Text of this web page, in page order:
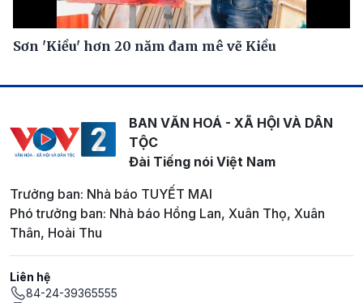
Sơn 'Kiều' hơn 20 năm đam mê vẽ Kiều
BAN VĂN HOÁ - XÃ HỘI VÀ DÂN
TỘC
Đài Tiếng nói Việt Nam
Trưởng ban: Nhà báo TUYẾT MAI
Phó trưởng ban: Nhà báo Hồng Lan, Xuân Thọ, Xuân
Thân, Hoài Thu
Liên hệ
84-24-39365555